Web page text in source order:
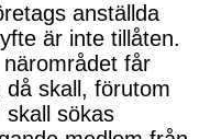
anställda
är inte tillåten.
får
skall, förutom
skall sökas